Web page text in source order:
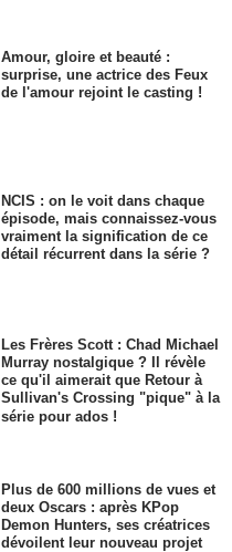
Amour, gloire et beauté :
surprise, une actrice des Feux
de l'amour rejoint le casting !
NCIS : on le voit dans chaque
épisode, mais connaissez-vous
vraiment la signification de ce
détail récurrent dans la série ?
Les Frères Scott : Chad Michael
Murray nostalgique ? Il révèle
ce qu'il aimerait que Retour à
Sullivan's Crossing "pique" à la
série pour ados !
Plus de 600 millions de vues et
deux Oscars : après KPop
Demon Hunters, ses créatrices
dévoilent leur nouveau projet